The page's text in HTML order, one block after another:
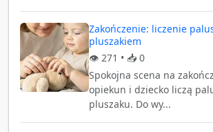
Zakończenie: liczenie
pluszakiem
👁️ 271 • 📥 0
Spokojna scena na
opiekun i dziecko liczą
pluszaku. Do wy...